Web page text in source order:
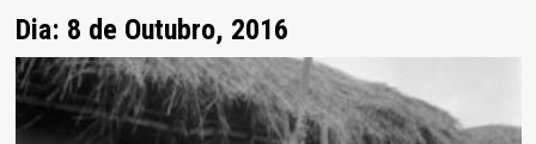
Dia: 8 de Outubro, 2016